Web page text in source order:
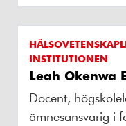
INSTITUTIONEN
Leah Okenwa
Docent,
ämnesansvarig i